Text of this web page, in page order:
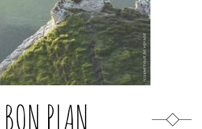
BON PLAN